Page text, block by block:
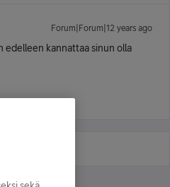
Forum|Forum|12 years ago
edelleen kannattaa sinun olla